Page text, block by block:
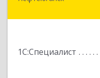
1С:Специалист